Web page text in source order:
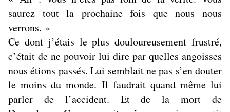
saurez tout la prochaine fois que nous nous
verrons. »
Ce dont j’étais le plus douloureusement frustré,
c’était de ne pouvoir lui dire par quelles angoisses
nous étions passés. Lui semblait ne pas s’en douter
le moins du monde. Il faudrait quand même lui
parler de l’accident. Et de la mort de